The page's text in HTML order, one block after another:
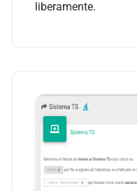
liberamente.